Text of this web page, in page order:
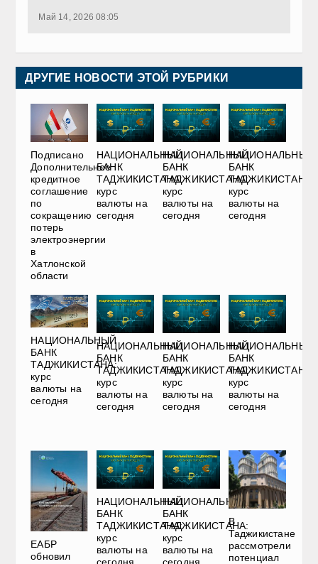
Май 14, 2026 08:05
ДРУГИЕ НОВОСТИ ЭТОЙ РУБРИКИ
Подписано
Дополнительное
кредитное
соглашение
по
сокращению
потерь
электроэнергии
в
Хатлонской
области
НАЦИОНАЛЬНЫЙ
БАНК
ТАДЖИКИСТАНА:
курс
валюты на
сегодня
НАЦИОНАЛЬНЫЙ
БАНК
ТАДЖИКИСТАНА:
курс
валюты на
сегодня
НАЦИОНАЛЬНЫЙ
БАНК
ТАДЖИКИСТАНА:
курс
валюты на
сегодня
НАЦИОНАЛЬНЫЙ
БАНК
ТАДЖИКИСТАНА:
курс
валюты на
сегодня
НАЦИОНАЛЬНЫЙ
БАНК
ТАДЖИКИСТАНА:
курс
валюты на
сегодня
НАЦИОНАЛЬНЫЙ
БАНК
ТАДЖИКИСТАНА:
курс
валюты на
сегодня
НАЦИОНАЛЬНЫЙ
БАНК
ТАДЖИКИСТАНА:
курс
валюты на
сегодня
ЕАБР
обновил
НАЦИОНАЛЬНЫЙ
БАНК
ТАДЖИКИСТАНА:
курс
валюты на
НАЦИОНАЛЬНЫЙ
БАНК
ТАДЖИКИСТАНА:
курс
валюты на
В
Таджикистане
рассмотрели
потенциал